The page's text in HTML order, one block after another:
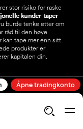
stor risiko for raske
kunder taper
burde tenke etter om
råd til den høye
kan tape mer enn sitt
produkter er
kapitalen din.
Åpne tradingkonto